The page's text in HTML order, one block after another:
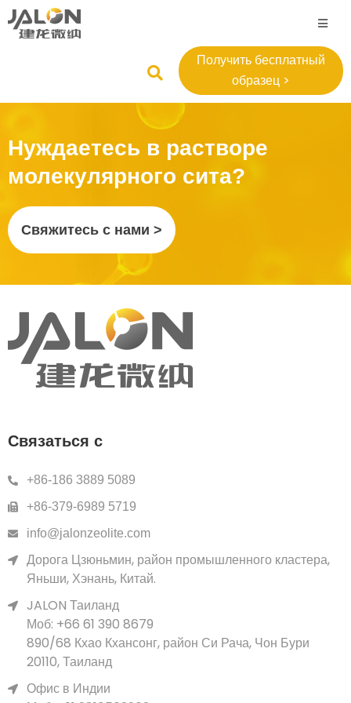
Получить бесплатный
образец >
Нуждаетесь в растворе
молекулярного сита?
Свяжитесь с нами >
Связаться с
+86-186 3889 5089
+86-379-6989 5719
info@jalonzeolite.com
Дорога Цзюньмин, район промышленного кластера,
Яньши, Хэнань, Китай.
JALON Таиланд
Моб: +66 61 390 8679
890/68 Кхао Кхансонг, район Си Рача, Чон Бури
20110, Таиланд
Офис в Индии